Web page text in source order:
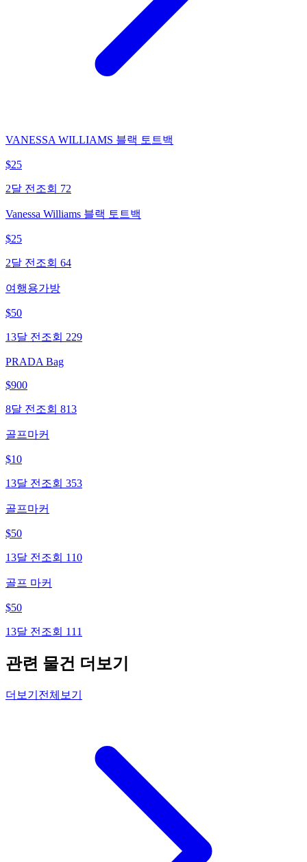
VANESSA WILLIAMS 블랙 토트백
$25
2달 전 조회 72
Vanessa Williams 블랙 토트백
$25
2달 전 조회 64
여행용가방
$50
13달 전 조회 229
PRADA Bag
$900
8달 전 조회 813
골프마커
$10
13달 전 조회 353
골프마커
$50
13달 전 조회 110
골프 마커
$50
13달 전 조회 111
관련 물건 더보기
더보기 전체보기